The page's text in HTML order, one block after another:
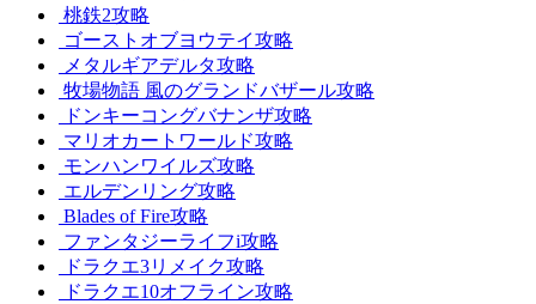
桃鉄2攻略
ゴーストオブヨウテイ攻略
メタルギアデルタ攻略
牧場物語 風のグランドバザール攻略
ドンキーコングバナンザ攻略
マリオカートワールド攻略
モンハンワイルズ攻略
エルデンリング攻略
Blades of Fire攻略
ファンタジーライフi攻略
ドラクエ3リメイク攻略
ドラクエ10オフライン攻略